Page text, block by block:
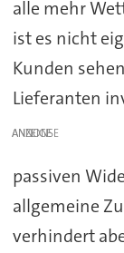
alle mehr
ist es nicht
Kunden
Lieferanten
ANZEIGE
passiven
allgemeine
verhindert